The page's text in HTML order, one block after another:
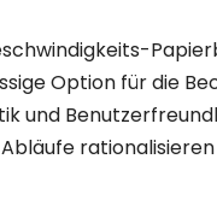
Option für die
und